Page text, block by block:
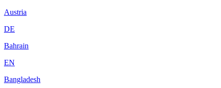
Austria
DE
Bahrain
EN
Bangladesh